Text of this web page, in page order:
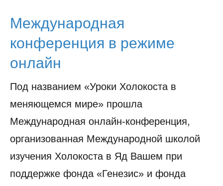
Международная
конференция в режиме
онлайн
Под названием «Уроки Холокоста в
меняющемся мире» прошла
Международная онлайн-конференция,
организованная Международной школой
изучения Холокоста в Яд Вашем при
поддержке фонда «Генезис» и фонда